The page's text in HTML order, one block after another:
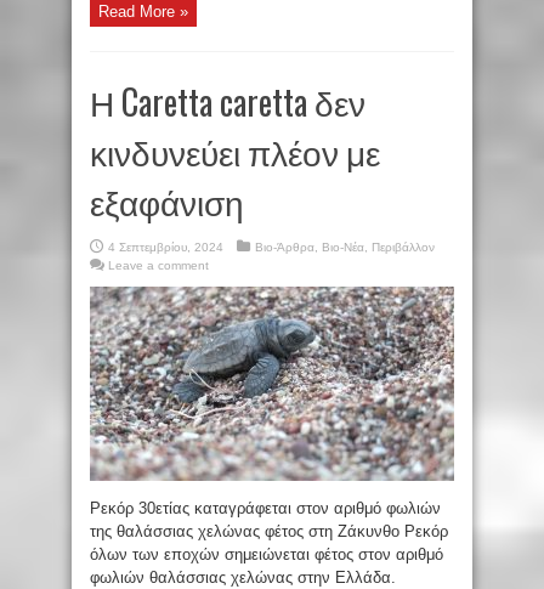
Read More »
Η Caretta caretta δεν
κινδυνεύει πλέον με
εξαφάνιση
4 Σεπτεμβρίου, 2024 Βιο-Άρθρα Βιο-Νέα
Περιβάλλον
Leave a comment
Ρεκόρ 30ετίας καταγράφεται στον αριθμό φωλιών
της θαλάσσιας χελώνας φέτος στη Ζάκυνθο Ρεκόρ
όλων των εποχών σημειώνεται φέτος στον αριθμό
φωλιών θαλάσσιας χελώνας στην Ελλάδα.